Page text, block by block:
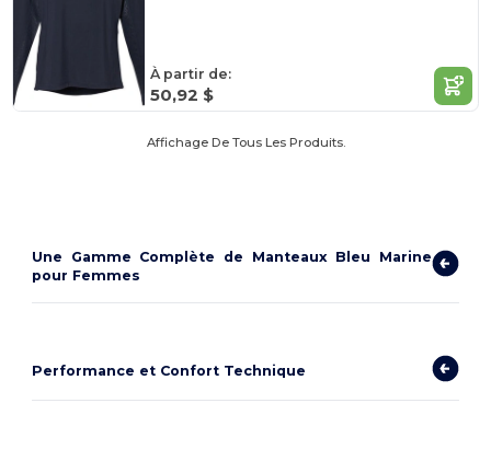
À partir de:
50,92 $
Affichage De Tous Les Produits.
Une Gamme Complète de Manteaux Bleu Marine
pour Femmes
Performance et Confort Technique